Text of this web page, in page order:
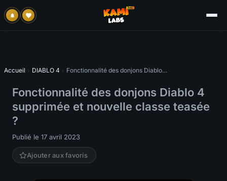
Accueil › DIABLO 4 › Fonctionnalité des donjons Diablo 4 supprimée et nouvelle classe teasée ?
Fonctionnalité des donjons Diablo 4
supprimée et nouvelle classe teasée
?
Publié le 17 avril 2023
Ajouter aux favoris